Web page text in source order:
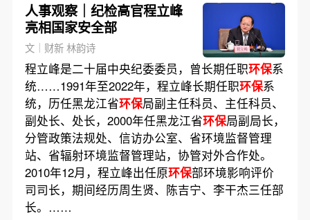
人事观察｜纪检高官程立峰
亮相国家安全部
文｜财新 林韵诗
程立峰是二十届中央纪委委员，曾长期任职环保系
统……1991年至2022年，程立峰长期任职环保系
统，历任黑龙江省环保局副主任科员、主任科员、
副处长、处长，2000年任黑龙江省环保局副局长，
分管政策法规处、信访办公室、省环境监督管理
站、省辐射环境监督管理站，协管对外合作处。
2010年12月，程立峰出任原环保部环境影响评价
司司长，期间经历周生贤、陈吉宁、李干杰三任部
长。……